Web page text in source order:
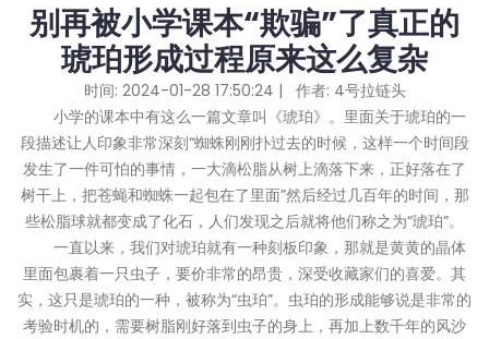
别再被小学课本“欺骗”了真正的
琥珀形成过程原来这么复杂
时间: 2024-01-28 17:50:24 | 作者: 4号拉链头
小学的课本中有这么一篇文章叫《琥珀》。里面关于琥珀的一
段描述让人印象非常深刻“蜘蛛刚刚扑过去的时候，这样一个时间段
发生了一件可怕的事情，一大滴松脂从树上滴落下来，正好落在了
树干上，把苍蝇和蜘蛛一起包在了里面”然后经过几百年的时间，那
些松脂球就都变成了化石，人们发现之后就将他们称之为“琥珀”。
一直以来，我们对琥珀就有一种刻板印象，那就是黄黄的晶体
里面包裹着一只虫子，要价非常的昂贵，深受收藏家们的喜爱。其
实，这只是琥珀的一种，被称为“虫珀”。虫珀的形成能够说是非常的
考验时机的，需要树脂刚好落到虫子的身上，再加上数千年的风沙